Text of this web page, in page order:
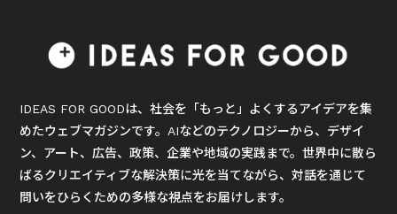
IDEAS FOR GOODは、社会を「もっと」よくするアイデアを集
めたウェブマガジンです。AIなどのテクノロジーから、デザイ
ン、アート、広告、政策、企業や地域の実践まで。世界中に散ら
ばるクリエイティブな解決策に光を当てながら、対話を通じて
問いをひらくための多様な視点をお届けします。